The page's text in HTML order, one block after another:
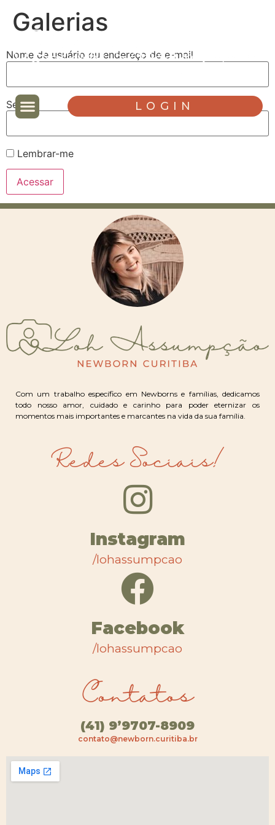
LOGIN
Galerias
Nome de usuário ou endereço de e-mail
Senha
Lembrar-me
Com um trabalho específico em Newborns e famílias, dedicamos
todo nosso amor, cuidado e carinho para poder eternizar os
momentos mais importantes e marcantes na vida da sua família.
Redes Sociais!
Instagram
/lohassumpcao
Facebook
/lohassumpcao
Contatos
(41) 9’9707-8909
contato@newborn.curitiba.br